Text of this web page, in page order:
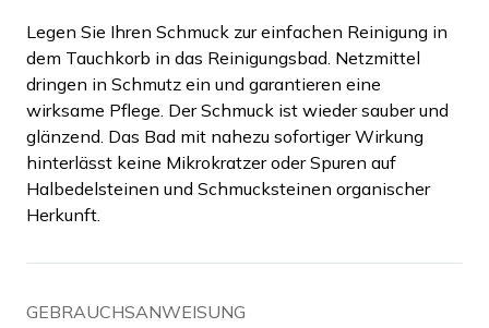
Legen Sie Ihren Schmuck zur einfachen Reinigung in
dem Tauchkorb in das Reinigungsbad. Netzmittel
dringen in Schmutz ein und garantieren eine
wirksame Pflege. Der Schmuck ist wieder sauber und
glänzend. Das Bad mit nahezu sofortiger Wirkung
hinterlässt keine Mikrokratzer oder Spuren auf
Halbedelsteinen und Schmucksteinen organischer
Herkunft.
GEBRAUCHSANWEISUNG